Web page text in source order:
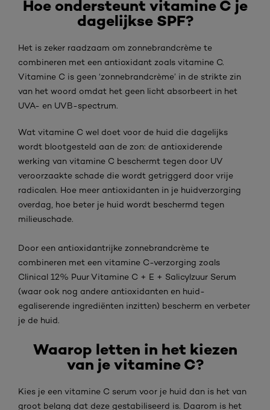
Hoe ondersteunt vitamine C je
dagelijkse SPF?
Het is zeker raadzaam om zonnebrandcrème te
combineren met een antioxidant zoals vitamine C.
Vitamine C is geen ‘zonnebrandcrème’ in de strikte zin
van het woord omdat het geen licht absorbeert in het
UVA- en UVB-spectrum.
Wat vitamine C wel doet voor de huid die dagelijks
wordt blootgesteld aan de zon: de antioxiderende
werking van vitamine C beschermt tegen door UV
veroorzaakte schade die wordt getriggerd door vrije
radicalen. Hoe meer antioxidanten in je huidverzorging
overdag, hoe beter je huid wordt beschermd tegen
milieuschade.
Door een antioxidantrijke zonnebrandcrème te
combineren met een vitamine C-verzorging zoals
Clinical 12% Puur Vitamine C + E + Salicylzuur Serum
(waar ook nog andere antioxidanten en huid-
egaliserende ingrediënten inzitten) bescherm en verbeter
je de huid.
Waarop letten in het kiezen
van je vitamine C?
Kies je een vitamine C serum voor je huid dan is het van
groot belang dat deze gestabiliseerd is. Daarom is het